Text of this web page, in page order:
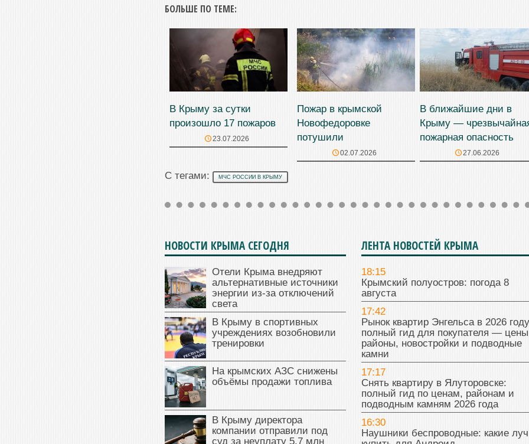
БОЛЬШЕ ПО ТЕМЕ:
В Крыму за сутки
произошло 17 пожаров
23.07.2026
Пожар в крымской
Новофедоровке
потушили
02.07.2026
В ближайшие дни в
Крыму —
пожарная опасность
27.06.2026
С тегами: МЧС РОССИИ В КРЫМУ
НОВОСТИ КРЫМА СЕГОДНЯ
Отели Крыма внедряют
альтернативные источники
энергии из-за отключений
света
В Крыму в спортивных
учреждениях возобновили
тренировки
На крымских АЗС снижены
объёмы продажи топлива
В Крыму директора
компании отправили под
суд за неуплату 5,7 млн
ЛЕНТА НОВОСТЕЙ КРЫМА
18:15
Крымский полуостров: погода 8
августа
17:42
Рынок квартир Энгельса в 2026
полный гид для покупателя —
районы, новостройки и подводные
камни
17:17
Снять квартиру в Ялуторовске:
полный гид по ценам, районам и
подводным камням 2026 года
16:30
Наушники беспроводные: какие